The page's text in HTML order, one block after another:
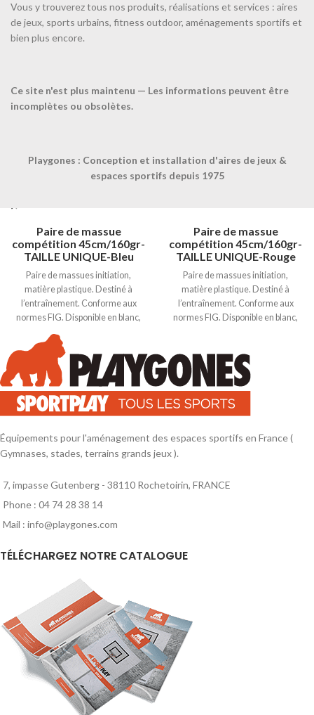
Vous y trouverez tous nos produits, réalisations et services : aires
de jeux, sports urbains, fitness outdoor, aménagements sportifs et
bien plus encore.
Ce site n'est plus maintenu — Les informations peuvent être
incomplètes ou obsolètes.
Playgones : Conception et installation d'aires de jeux &
espaces sportifs depuis 1975
Produits similaires
Paire de massue
compétition 45cm/160gr-
TAILLE UNIQUE-Bleu
Paire de massues initiation,
matière plastique. Destiné à
l’entraînement. Conforme aux
normes FIG. Disponible en blanc,
bleu, jaune, rouge, vert et violet. 90
gr. / L. 34 cm.
Paire de massue
compétition 45cm/160gr-
TAILLE UNIQUE-Rouge
Paire de massues initiation,
matière plastique. Destiné à
l’entraînement. Conforme aux
normes FIG. Disponible en blanc,
Équipements pour l'aménagement des espaces sportifs en France (
Gymnases, stades, terrains grands jeux ).
7, impasse Gutenberg - 38110 Rochetoirin, FRANCE
Phone : 04 74 28 38 14
Mail : info@playgones.com
TÉLÉCHARGEZ NOTRE CATALOGUE